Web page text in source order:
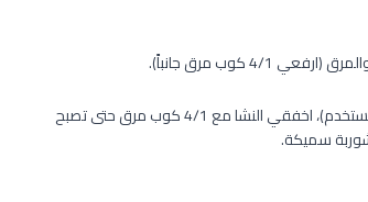
مرق جانباً).
غطي الوعاء لمدة 8 ساعات على حرارة منخفضة (تختلف المدة حسب نوع الوعاء المستخدم)، اخفقي النشا مع 4/1 كوب مرق حتى تصبح